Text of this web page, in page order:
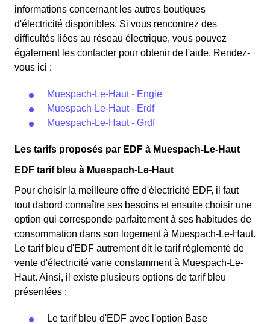
informations concernant les autres boutiques
d'électricité disponibles. Si vous rencontrez des
difficultés liées au réseau électrique, vous pouvez
également les contacter pour obtenir de l'aide. Rendez-
vous ici :
Muespach-Le-Haut - Engie
Muespach-Le-Haut - Erdf
Muespach-Le-Haut - Grdf
Les tarifs proposés par EDF à Muespach-Le-Haut
EDF tarif bleu à Muespach-Le-Haut
Pour choisir la meilleure offre d'électricité EDF, il faut
tout dabord connaître ses besoins et ensuite choisir une
option qui corresponde parfaitement à ses habitudes de
consommation dans son logement à Muespach-Le-Haut.
Le tarif bleu d'EDF autrement dit le tarif réglementé de
vente d'électricité varie constamment à Muespach-Le-
Haut. Ainsi, il existe plusieurs options de tarif bleu
présentées :
Le tarif bleu d'EDF avec l'option Base